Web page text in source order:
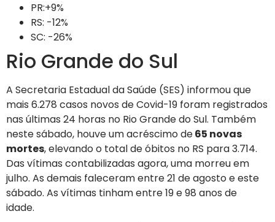
PR:+9%
RS: -12%
SC: -26%
Rio Grande do Sul
A Secretaria Estadual da Saúde (SES) informou que
mais 6.278 casos novos de Covid-19 foram registrados
nas últimas 24 horas no Rio Grande do Sul. Também
neste sábado, houve um acréscimo de65 novas
mortes, elevando o total de óbitos no RS para 3.714.
Das vítimas contabilizadas agora, uma morreu em
julho. As demais faleceram entre 21 de agosto e este
sábado. As vítimas tinham entre 19 e 98 anos de
idade.